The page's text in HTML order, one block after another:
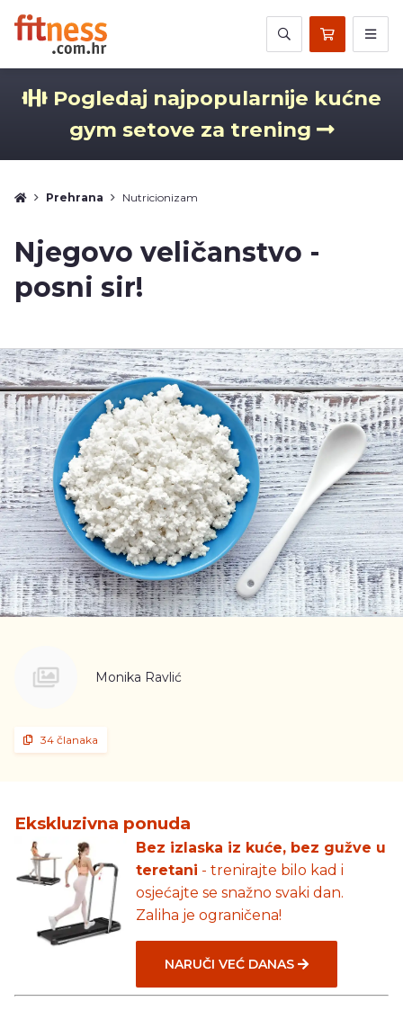
Pogledaj najpopularnije kućne
gym setove za trening
Prehrana Nutricionizam
Njegovo veličanstvo -
posni sir!
Monika Ravlić
34 članaka
Ekskluzivna ponuda
Bez izlaska iz kuće, bez gužve u
teretani - trenirajte bilo kad i
osjećajte se snažno svaki dan.
Zaliha je ograničena!
NARUČI VEĆ DANAS